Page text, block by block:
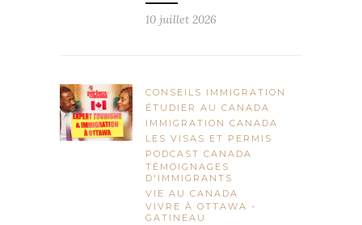
10 juillet 2026
CONSEILS IMMIGRATION
ÉTUDIER AU CANADA
IMMIGRATION CANADA
LES VISAS ET PERMIS
PODCAST CANADA
TÉMOIGNAGES
D'IMMIGRANTS
VIE AU CANADA
VIVRE À OTTAWA -
GATINEAU